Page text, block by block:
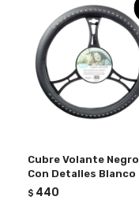
Cubre Volante Negro
Con Detalles Blanco
$ 440